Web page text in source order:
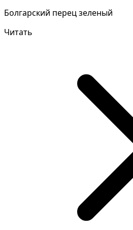
Болгарский перец зеленый
Читать